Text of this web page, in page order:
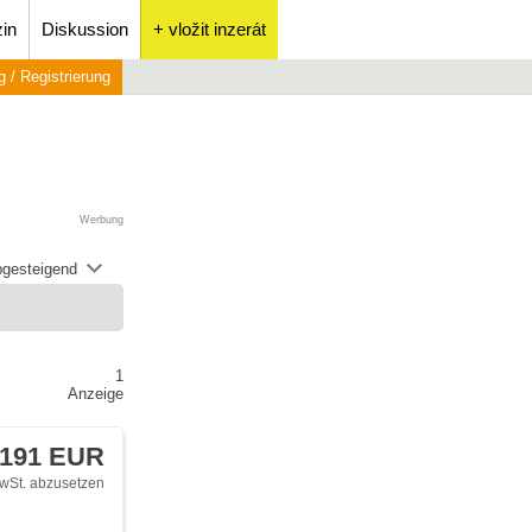
Diskussion + vložit inzerát
/ Registrierung
Werbung
1
Anzeige
EUR
abzusetzen